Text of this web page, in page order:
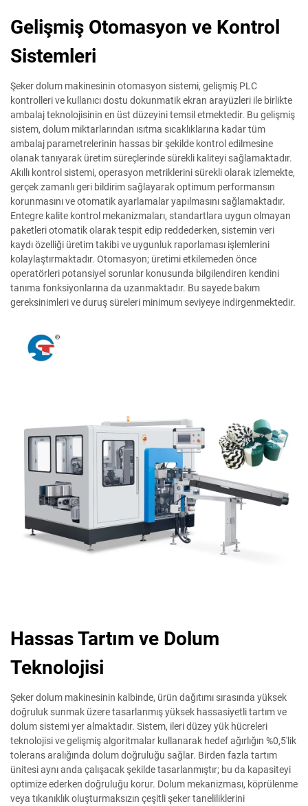
Gelişmiş Otomasyon ve Kontrol
Sistemleri
Şeker dolum makinesinin otomasyon sistemi, gelişmiş PLC
kontrolleri ve kullanıcı dostu dokunmatik ekran arayüzleri ile birlikte
ambalaj teknolojisinin en üst düzeyini temsil etmektedir. Bu gelişmiş
sistem, dolum miktarlarından ısıtma sıcaklıklarına kadar tüm
ambalaj parametrelerinin hassas bir şekilde kontrol edilmesine
olanak tanıyarak üretim süreçlerinde sürekli kaliteyi sağlamaktadır.
Akıllı kontrol sistemi, operasyon metriklerini sürekli olarak izlemekte,
gerçek zamanlı geri bildirim sağlayarak optimum performansın
korunmasını ve otomatik ayarlamalar yapılmasını sağlamaktadır.
Entegre kalite kontrol mekanizmaları, standartlara uygun olmayan
paketleri otomatik olarak tespit edip reddederken, sistemin veri
kaydı özelliği üretim takibi ve uygunluk raporlaması işlemlerini
kolaylaştırmaktadır. Otomasyon; üretimi etkilemeden önce
operatörleri potansiyel sorunlar konusunda bilgilendiren kendini
tanıma fonksiyonlarına da uzanmaktadır. Bu sayede bakım
gereksinimleri ve duruş süreleri minimum seviyeye indirgenmektedir.
Hassas Tartım ve Dolum
Teknolojisi
Şeker dolum makinesinin kalbinde, ürün dağıtımı sırasında yüksek
doğruluk sunmak üzere tasarlanmış yüksek hassasiyetli tartım ve
dolum sistemi yer almaktadır. Sistem, ileri düzey yük hücreleri
teknolojisi ve gelişmiş algoritmalar kullanarak hedef ağırlığın %0,5'lik
tolerans aralığında dolum doğruluğu sağlar. Birden fazla tartım
ünitesi aynı anda çalışacak şekilde tasarlanmıştır; bu da kapasiteyi
optimize ederken doğruluğu korur. Dolum mekanizması, köprülenme
veya tıkanıklık oluşturmaksızın çeşitli şeker taneliliklerini